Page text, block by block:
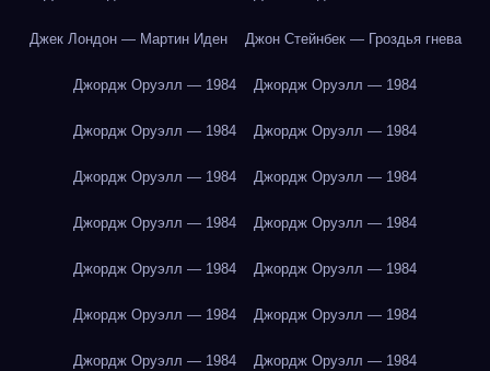
Джек Лондон — Мартин Иден Джон Стейнбек — Гроздья гнева
Джордж Оруэлл — 1984 Джордж Оруэлл — 1984
Джордж Оруэлл — 1984 Джордж Оруэлл — 1984
Джордж Оруэлл — 1984 Джордж Оруэлл — 1984
Джордж Оруэлл — 1984 Джордж Оруэлл — 1984
Джордж Оруэлл — 1984 Джордж Оруэлл — 1984
Джордж Оруэлл — 1984 Джордж Оруэлл — 1984
Джордж Оруэлл — 1984 Джордж Оруэлл — 1984